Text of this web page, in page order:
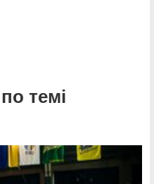
темі